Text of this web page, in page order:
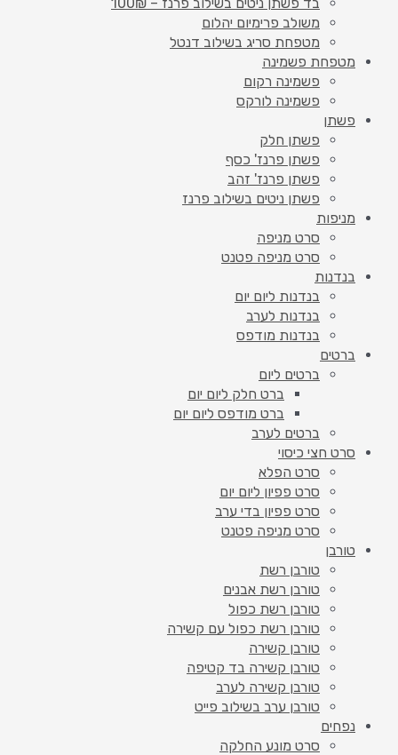
משולב פרימיום יהלום
מטפחת סריג בשילוב דנטל
מטפחת פשמינה
פשמינה רקום
פשמינה לורקס
פשתן
פשתן חלק
פשתן פרנז' כסף
פשתן פרנז' זהב
פשתן ניטים בשילוב פרנז
מניפות
סרט מניפה
סרט מניפה פטנט
בנדנות
בנדנות ליום יום
בנדנות לערב
בנדנות מודפס
ברטים
ברטים ליום
ברט חלק ליום יום
ברט מודפס ליום יום
ברטים לערב
סרט חצי כיסוי
סרט הפלא
סרט פפיון ליום יום
סרט פפיון בדי ערב
סרט מניפה פטנט
טורבן
טורבן רשת
טורבן רשת אבנים
טורבן רשת כפול
טורבן רשת כפול עם קשירה
טורבן קשירה
טורבן קשירה בד קטיפה
טורבן קשירה לערב
טורבן ערב בשילוב פייט
נפחים
סרט מונע החלקה